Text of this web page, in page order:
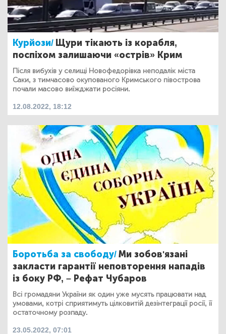
Курйози/ Щури тікають із корабля,
поспіхом залишаючи «острів» Крим
Після вибухів у селищі Новофедорівка неподалік міста
Саки, з тимчасово окупованого Кримського півострова
почали масово виїжджати росіяни.
12.08.2022, 18:12
Боротьба за свободу/Ми зобов'язані
закласти гарантії неповторення нападів
із боку РФ, – Рефат Чубаров
Всі громадяни України як один уже мусять працювати над
умовами, котрі сприятимуть цілковитій дезінтеграції росії, її
остаточному розпаду.
23.05.2022, 07:01